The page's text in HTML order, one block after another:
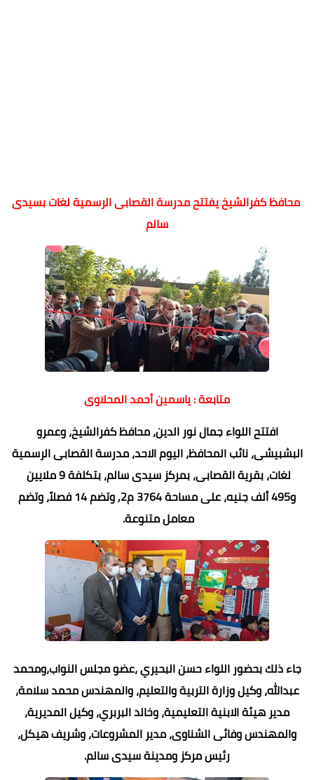
محافظ كفرالشيخ يفتتح مدرسة القصابى الرسمية لغات بسيدى
سالم
متابعة : ياسمين أحمد المحلاوى
افتتح اللواء جمال نور الدين، محافظ كفرالشيخ، وعمرو
البشبيشى، نائب المحافظ، اليوم الاحد، مدرسة القصابى الرسمية
لغات، بقرية القصابى، بمركز سيدى سالم، بتكلفة 9 ملايين
و495 ألف جنيه، على مساحة 3764 م2, وتضم 14 فصلاً، وتضم
معامل متنوعة.
جاء ذلك بحضور اللواء حسن البحيري ،عضو مجلس النواب،ومحمد
عبدالله، وكيل وزارة التربية والتعليم، والمهندس محمد سلامة،
مدير هيئة الابنية التعليمية، وخالد البربري، وكيل المديرية،
والمهندس وفائى الشناوى، مدير المشروعات، وشريف هيكل،
رئيس مركز ومدينة سيدى سالم.